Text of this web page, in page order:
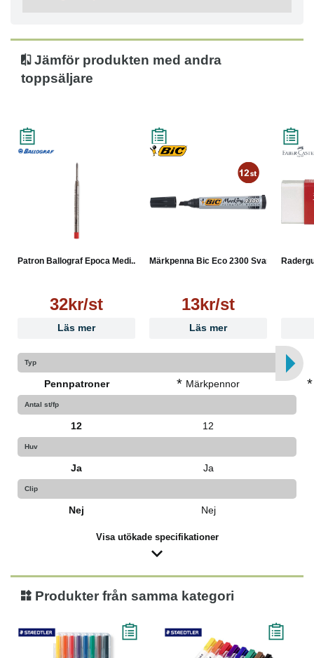
Jämför produkten med andra
toppsäljare
Patron Ballograf Epoca Medi...
32kr/st
Läs mer
Märkpenna Bic Eco 2300 Svart
13kr/st
Läs mer
Typ
Pennpatroner * Märkpennor *
Antal st/fp
12 12
Huv
Ja Ja
Clip
Nej Nej
Visa utökade specifikationer
Produkter från samma kategori